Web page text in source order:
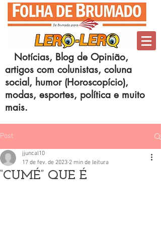
Notícias, Blog de Opinião,
artigos com colunistas, coluna
social, humor (Horoscopício),
modas, esportes, política e muito
mais.
Post
“CUMÉ” QUE É
jjuncal10
17 de fev. de 2023 2 min de leitura